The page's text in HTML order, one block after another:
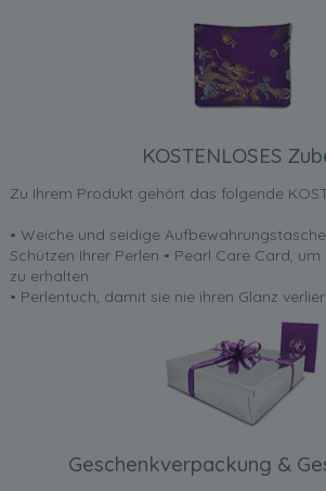
KOSTENLOSES
Zu Ihrem Produkt gehört das folgende
• Weiche und seidige
Schützen Ihrer Perlen • Pearl Care Card,
zu erhalten
• Perlentuch, damit sie nie ihren Glanz
Geschenkverpackung &